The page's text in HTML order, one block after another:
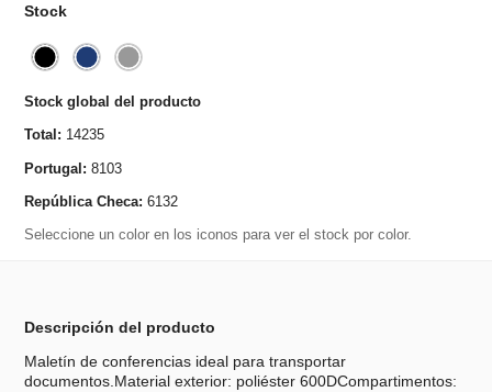
Stock
Stock global del producto
Total: 14235
Portugal: 8103
República Checa: 6132
Seleccione un color en los iconos para ver el stock por color.
Descripción del producto
Maletín de conferencias ideal para transportar
documentos.Material exterior: poliéster 600DCompartimentos: